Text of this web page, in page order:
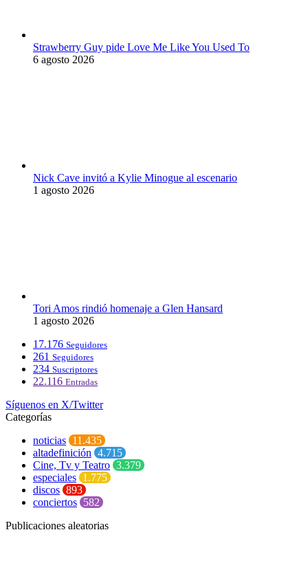
Strawberry Guy pide Love Me Like You Used To
6 agosto 2026
Nick Cave invitó a Kylie Minogue al escenario
1 agosto 2026
Tori Amos rindió homenaje a Glen Hansard
1 agosto 2026
17.176 Seguidores
261 Seguidores
234 Suscriptores
22.116 Entradas
Síguenos en X/Twitter
Categorías
noticias 11.435
altadefinición 4.715
Cine, Tv y Teatro 3.379
especiales 1.775
discos 893
conciertos 582
Publicaciones aleatorias